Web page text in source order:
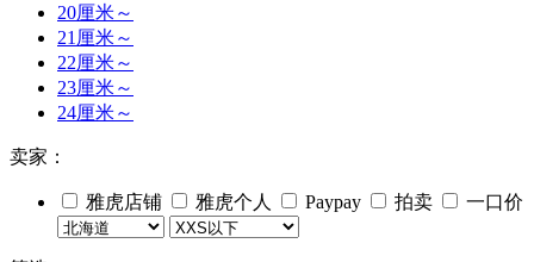
20厘米～
21厘米～
22厘米～
23厘米～
24厘米～
卖家：
雅虎店铺 雅虎个人 Paypay 拍卖 一口价